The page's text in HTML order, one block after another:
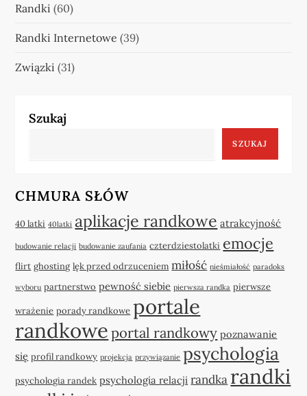
Randki (60)
Randki Internetowe (39)
Związki (31)
Szukaj
SZUKAJ
CHMURA SŁÓW
40 latki 40latki aplikacje randkowe atrakcyjność
budowanie relacji budowanie zaufania czterdziestolatki emocje
flirt ghosting lęk przed odrzuceniem miłość nieśmiałość paradoks
wyboru partnerstwo pewność siebie pierwsza randka pierwsze
wrażenie porady randkowe portale
randkowe portal randkowy poznawanie
się profil randkowy projekcja przywiązanie psychologia
psychologia randek psychologia relacji randka randki